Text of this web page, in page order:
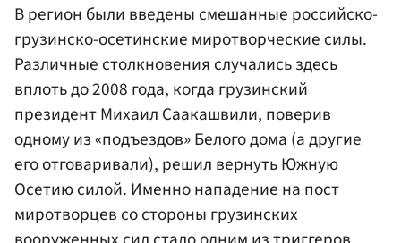
В регион были введены смешанные российско-
грузинско-осетинские миротворческие силы.
Различные столкновения случались здесь
вплоть до 2008 года, когда грузинский
президентМихаил Саакашвили, поверив
одному из «подъездов» Белого дома (а другие
его отговаривали), решил вернуть Южную
Осетию силой. Именно нападение на пост
миротворцев со стороны грузинских